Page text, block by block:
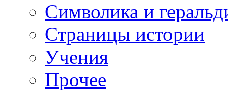
Символика и
Страницы истории
Учения
Прочее